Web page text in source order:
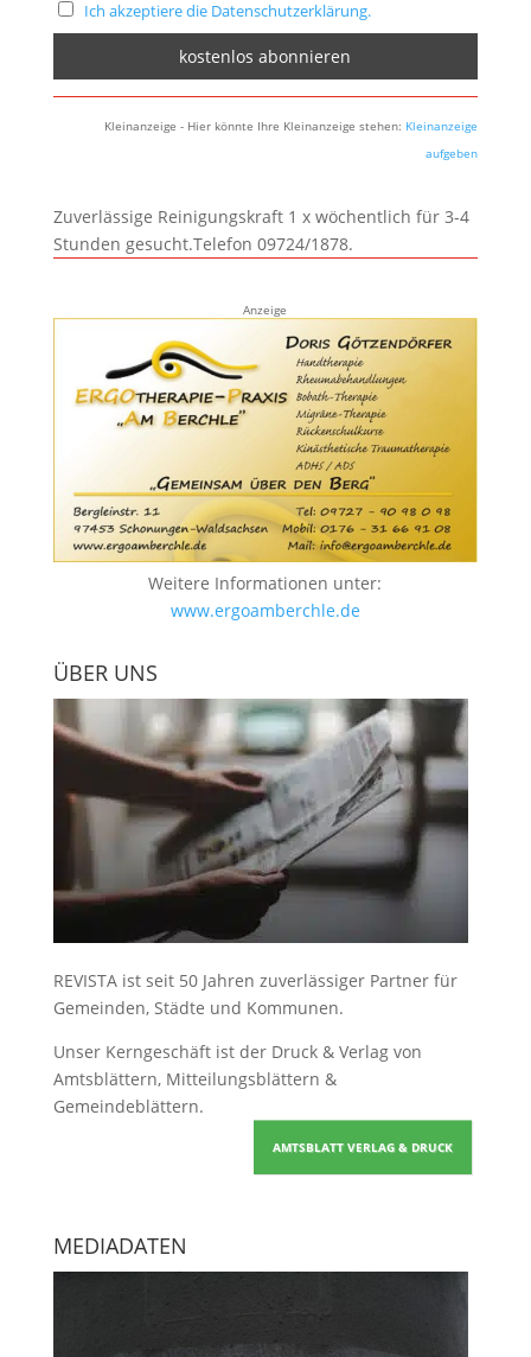
Ich akzeptiere die Datenschutzerklärung.
Kleinanzeige - Hier könnte Ihre Kleinanzeige stehen: Kleinanzeige
aufgeben
Zuverlässige Reinigungskraft 1 x wöchentlich für 3-4
Stunden gesucht.Telefon 09724/1878.
Anzeige
Weitere Informationen unter:
www.ergoamberchle.de
ÜBER UNS
REVISTA ist seit 50 Jahren zuverlässiger Partner für
Gemeinden, Städte und Kommunen.
Unser Kerngeschäft ist der Druck & Verlag von
Amtsblättern, Mitteilungsblättern &
Gemeindeblättern.
AMTSBLATT VERLAG & DRUCK
MEDIADATEN